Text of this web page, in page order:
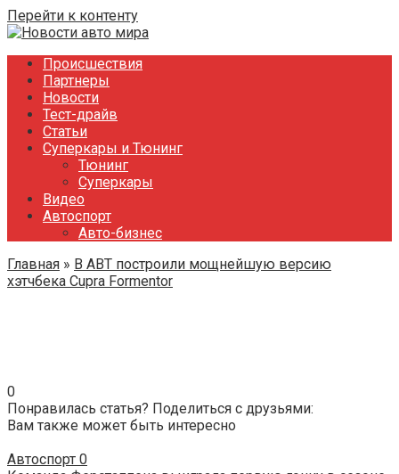
Перейти к контенту
Происшествия
Партнеры
Новости
Тест-драйв
Статьи
Суперкары и Тюнинг
Тюнинг
Суперкары
Видео
Автоспорт
Авто-бизнес
Главная » В ABT построили мощнейшую версию
хэтчбека Cupra Formentor
0
Понравилась статья? Поделиться с друзьями:
Вам также может быть интересно
Автоспорт 0